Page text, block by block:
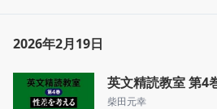
2026年2月19日
英文精読教室 第4
柴田元幸